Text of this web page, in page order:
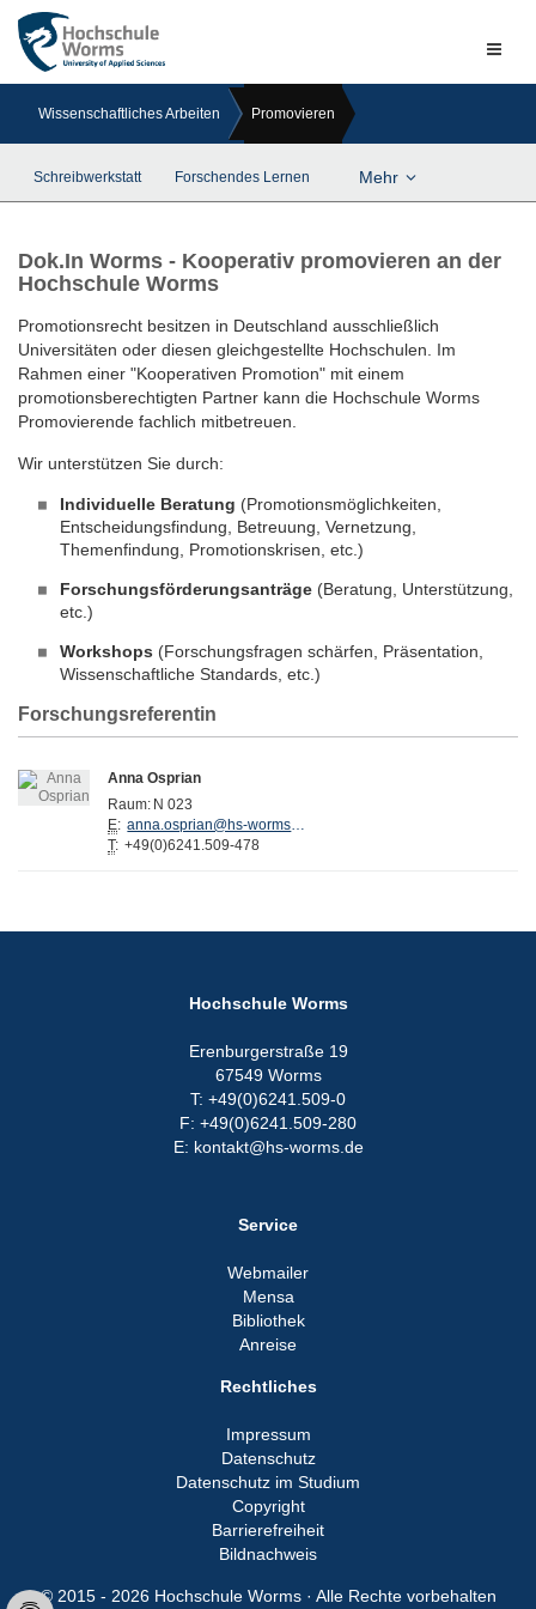
Wissenschaftliches Arbeiten Promovieren
Schreibwerkstatt Forschendes Lernen Mehr
Dok.In Worms - Kooperativ promovieren an der
Hochschule Worms
Promotionsrecht besitzen in Deutschland ausschließlich
Universitäten oder diesen gleichgestellte Hochschulen. Im
Rahmen einer "Kooperativen Promotion" mit einem
promotionsberechtigten Partner kann die Hochschule Worms
Promovierende fachlich mitbetreuen.
Wir unterstützen Sie durch:
Individuelle Beratung (Promotionsmöglichkeiten,
Entscheidungsfindung, Betreuung, Vernetzung,
Themenfindung, Promotionskrisen, etc.)
Forschungsförderungsanträge (Beratung, Unterstützung,
etc.)
Workshops (Forschungsfragen schärfen, Präsentation,
Wissenschaftliche Standards, etc.)
Forschungsreferentin
Anna Osprian
Raum: N 023
E:
anna.osprian@hs-worms.de
T: +49(0)6241.509-478
Hochschule Worms
Erenburgerstraße 19
67549 Worms
T: +49(0)6241.509-0
F: +49(0)6241.509-280
E: kontakt@hs-worms.de
Service
Webmailer
Mensa
Bibliothek
Anreise
Rechtliches
Impressum
Datenschutz
Datenschutz im Studium
Copyright
Barrierefreiheit
Bildnachweis
© 2015 - 2026 Hochschule Worms · Alle Rechte vorbehalten